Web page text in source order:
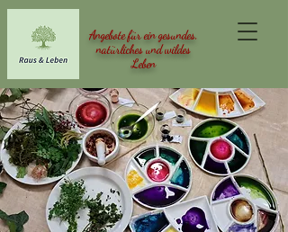
Angebote für ein gesundes,
natürliches und wildes
Leben